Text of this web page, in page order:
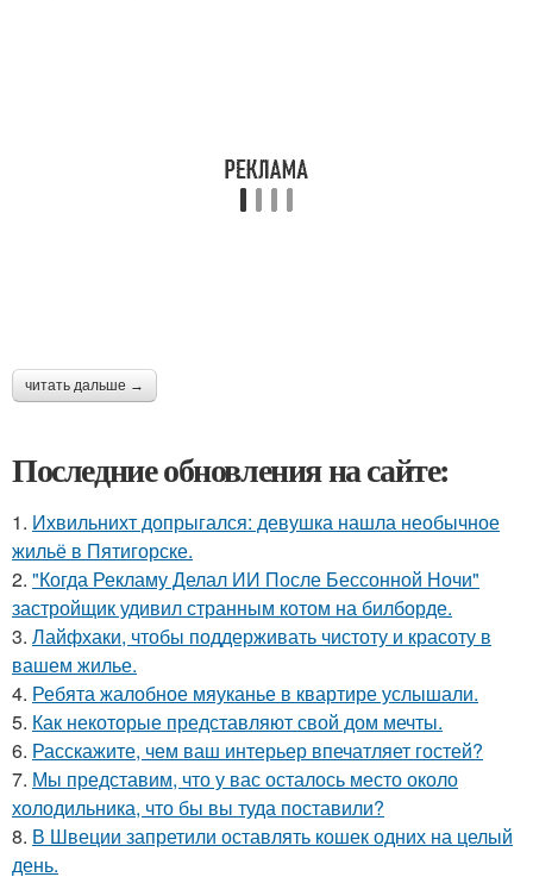
читать дальше →
Последние обновления на сайте:
1. Ихвильнихт допрыгался: девушка нашла необычное
жильё в Пятигорске.
2. "Когда Рекламу Делал ИИ После Бессонной Ночи"
застройщик удивил странным котом на билборде.
3. Лайфхаки, чтобы поддерживать чистоту и красоту в
вашем жилье.
4. Ребята жалобное мяуканье в квартире услышали.
5. Как некоторые представляют свой дом мечты.
6. Расскажите, чем ваш интерьер впечатляет гостей?
7. Мы представим, что у вас осталось место около
холодильника, что бы вы туда поставили?
8. В Швеции запретили оставлять кошек одних на целый
день.